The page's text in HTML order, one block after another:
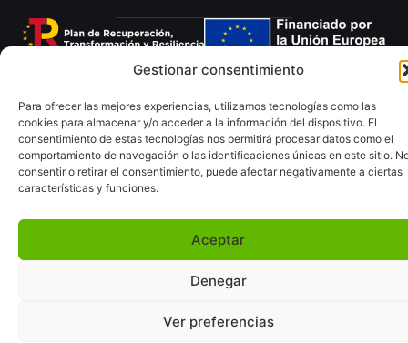
Gestionar consentimiento
Para ofrecer las mejores experiencias, utilizamos tecnologías como las
cookies para almacenar y/o acceder a la información del dispositivo. El
consentimiento de estas tecnologías nos permitirá procesar datos como el
comportamiento de navegación o las identificaciones únicas en este sitio.
consentir o retirar el consentimiento, puede afectar negativamente a ciertas
características y funciones.
Aceptar
Denegar
Ver preferencias
Desarrollado porTOOOLS
Aviso LegalPolítica de Cookies
Política de Privacidad y cookiesDeclaración de Accesibilidad
Política de ventas